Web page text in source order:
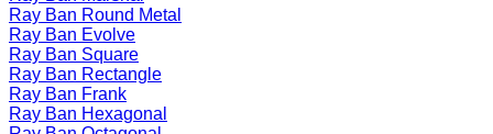
Ray Ban Round Metal
Ray Ban Evolve
Ray Ban Square
Ray Ban Rectangle
Ray Ban Frank
Ray Ban Hexagonal